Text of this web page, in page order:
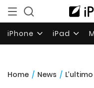
iPhone iPad
Home / News / L’ultimo